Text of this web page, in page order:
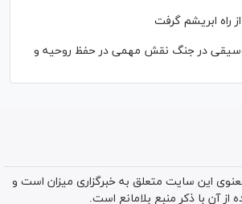
در جنگ نقش مهمی در حفظ روحیه و
این سایت متعلق به خبرگزاری میزان است و
از آن با ذکر منبع بلامانع است.